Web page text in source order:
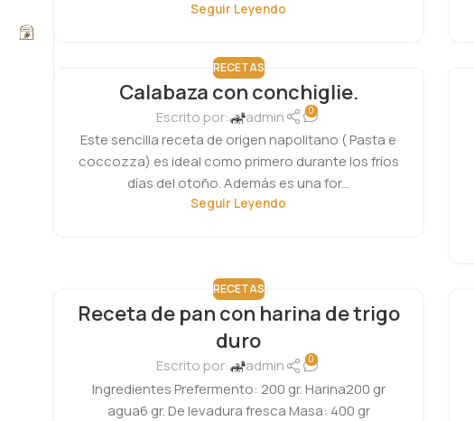
Seguir Leyendo
RECETAS
Calabaza con conchiglie.
Escrito por: admin 0
Este sencilla receta de origen napolitano ( Pasta e
coccozza) es ideal como primero durante los fríos
días del otoño. Además es una for...
Seguir Leyendo
RECETAS
Receta de pan con harina de trigo
duro
Escrito por: admin 0
Ingredientes Prefermento: 200 gr. Harina200 gr
agua6 gr. De levadura fresca Masa: 400 gr